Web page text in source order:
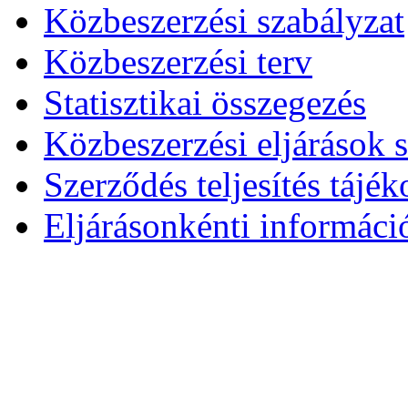
Közbeszerzési szabályzat
Közbeszerzési terv
Statisztikai összegezés
Közbeszerzési eljárások
Szerződés teljesítés
Eljárásonkénti